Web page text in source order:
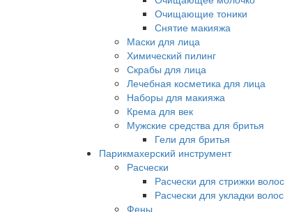
Очищающие тоники
Снятие макияжа
Маски для лица
Химический пилинг
Скрабы для лица
Лечебная косметика для лица
Наборы для макияжа
Крема для век
Мужские средства для бритья
Гели для бритья
Парикмахерский инструмент
Расчески
Расчески для стрижки волос
Расчески для укладки волос
Фены